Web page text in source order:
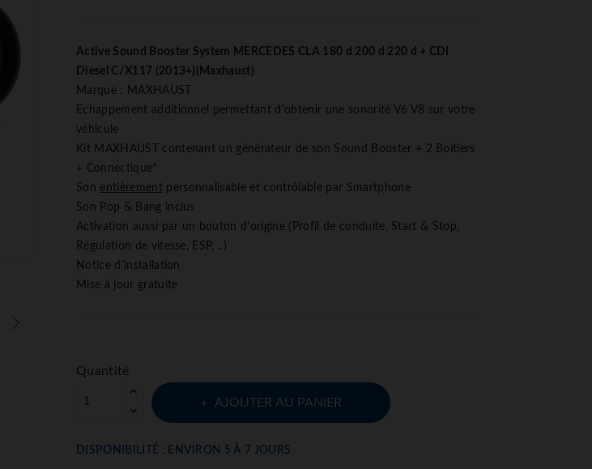
Active Sound Booster System MERCEDES CLA 180 d 200 d 220 d + CDI
Diesel C/X117 (2013+)(Maxhaust)
Marque : MAXHAUST
Echappement additionnel permettant d'obtenir une sonorité V6 V8 sur votre
véhicule
Kit MAXHAUST contenant un générateur de son Sound Booster + 2 Boitiers
+ Connectique*
Son entièrementpersonnalisable et contrôlable par Smartphone
Son Pop & Bang inclus
Activation aussi par un bouton d'origine (Profil de conduite, Start & Stop,
Régulation de vitesse, ESP, ..)
Notice d'installation
Mise à jour gratuite
Quantité
AJOUTER AU PANIER
DISPONIBILITÉ : ENVIRON 5 À 7 JOURS